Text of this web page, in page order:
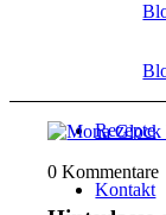
Rezepte
Kontakt
0 Kommentare